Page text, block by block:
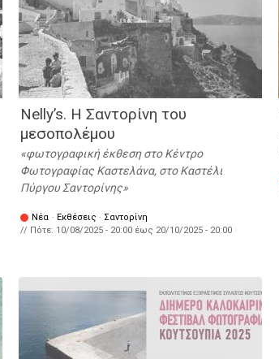
Nelly’s. Η Σαντορίνη του
μεσοπολέμου
φωτογραφική έκθεση στο Κέντρο
Φωτογραφίας Καστελάνα, στο Καστέλι
Πύργου Σαντορίνης
Νέα · Εκθέσεις · Σαντορίνη
// Πότε: 10/08/2025 - 20:00 έως 20/10/2025 - 20:00